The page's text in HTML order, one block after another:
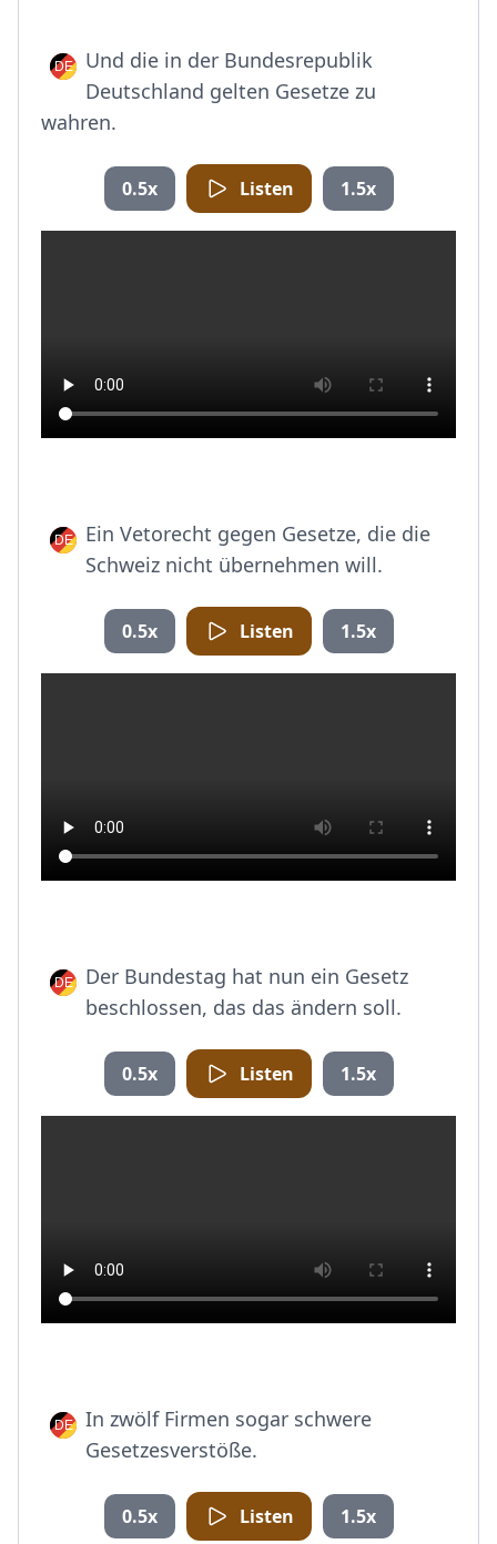
Und die in der Bundesrepublik
Deutschland gelten Gesetze zu
wahren.
0.5x Listen 1.5x
Ein Vetorecht gegen Gesetze, die die
Schweiz nicht übernehmen will.
0.5x Listen 1.5x
Der Bundestag hat nun ein Gesetz
beschlossen, das das ändern soll.
0.5x Listen 1.5x
In zwölf Firmen sogar schwere
Gesetzesverstöße.
0.5x Listen 1.5x